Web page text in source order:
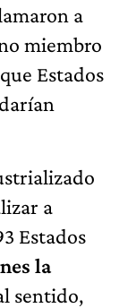
a
miembro
Estados
a
Estados
la
sentido,